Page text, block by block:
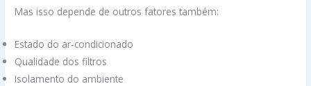
Mas isso depende de outros fatores também:
Estado do ar-condicionado
Qualidade dos filtros
Isolamento do ambiente